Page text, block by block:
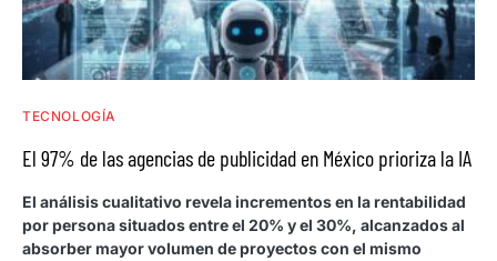
TECNOLOGÍA
El 97% de las agencias de publicidad en México prioriza la IA
El análisis cualitativo revela incrementos en la rentabilidad
por persona situados entre el 20% y el 30%, alcanzados al
absorber mayor volumen de proyectos con el mismo